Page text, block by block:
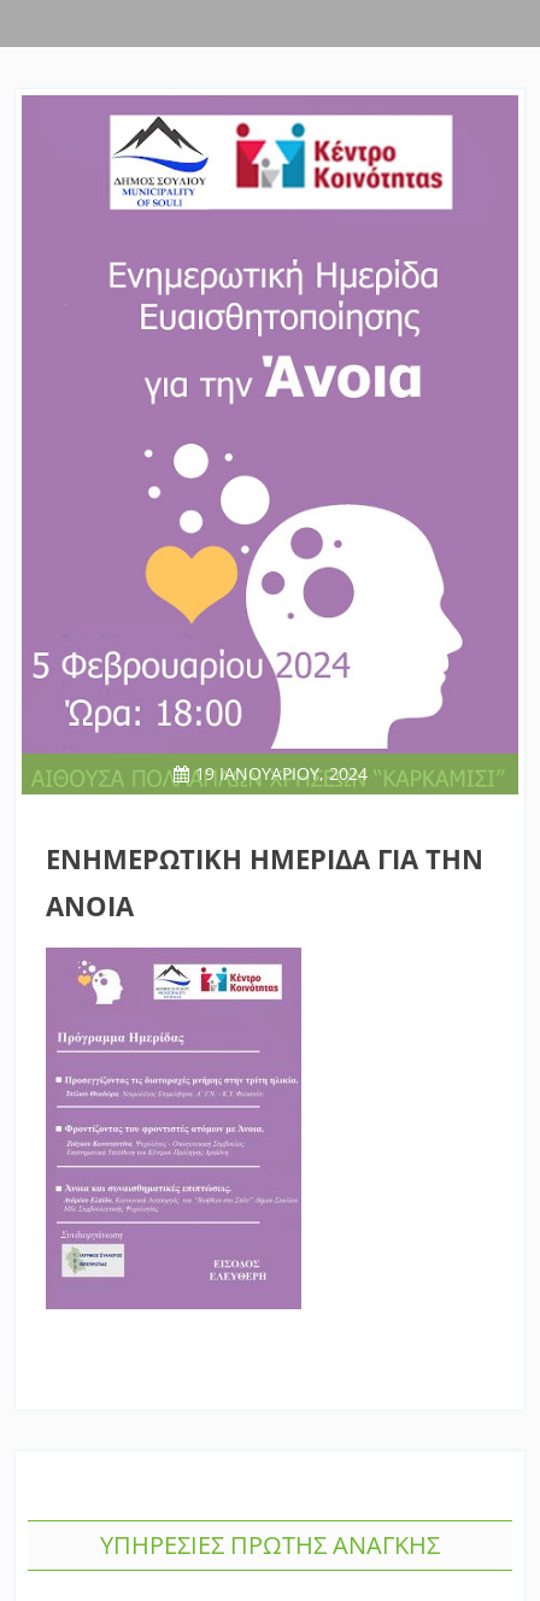
19 ΙΑΝΟΥΑΡΊΟΥ, 2024
ΕΝΗΜΕΡΩΤΙΚΗ ΗΜΕΡΙΔΑ ΓΙΑ ΤΗΝ
ΑΝΟΙΑ
ΥΠΗΡΕΣΙΕΣ ΠΡΩΤΗΣ ΑΝΑΓΚΗΣ